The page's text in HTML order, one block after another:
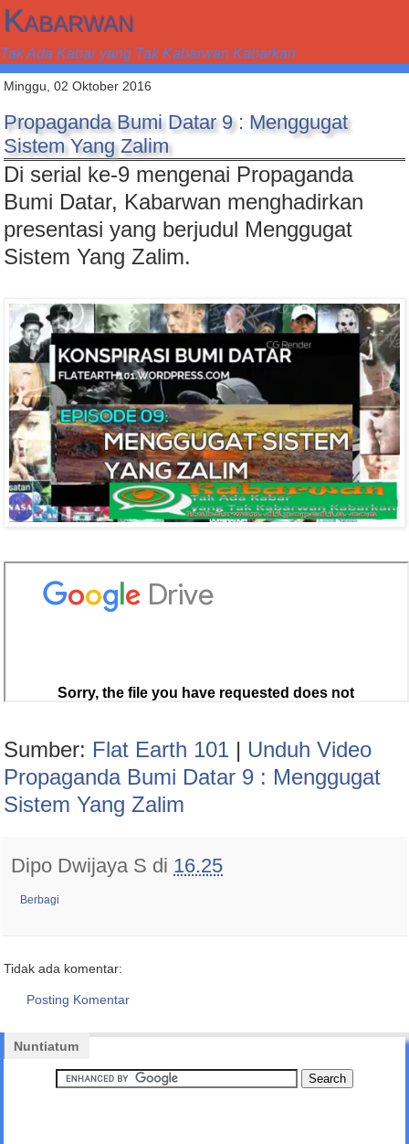
Kabarwan
Tak Ada Kabar yang Tak Kabarwan Kabarkan
Minggu, 02 Oktober 2016
Propaganda Bumi Datar 9 : Menggugat
Sistem Yang Zalim
Di serial ke-9 mengenai Propaganda
Bumi Datar, Kabarwan menghadirkan
presentasi yang berjudul Menggugat
Sistem Yang Zalim.
Sumber: Flat Earth 101 | Unduh Video
Propaganda Bumi Datar 9 : Menggugat
Sistem Yang Zalim
Dipo Dwijaya S di 16.25
Berbagi
Tidak ada komentar:
Posting Komentar
Nuntiatum